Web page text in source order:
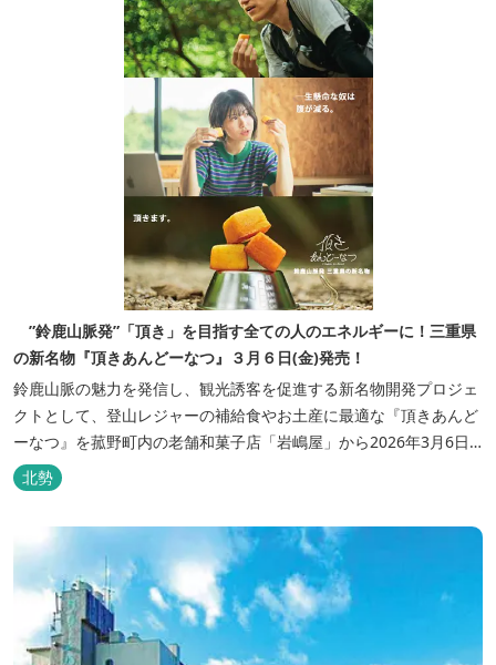
”鈴鹿山脈発”「頂き」を目指す全ての人のエネルギーに！三重県
の新名物『頂きあんどーなつ』３月６日(金)発売！
鈴鹿山脈の魅力を発信し、観光誘客を促進する新名物開発プロジェ
クトとして、登山レジャーの補給食やお土産に最適な『頂きあんど
ーなつ』を菰野町内の老舗和菓子店「岩嶋屋」から2026年3月6日
（金）より販売を開始いたしました。 ■商品コンセプト：自分だけ
の「頂き」を目指す人を応援 「山に登る目的が人それぞれであるよ
うに、仕事や人生の目標（頂き）も人それぞれ。どんな『頂き』を
目指す人も、頑...
北勢